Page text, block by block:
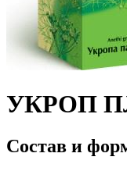
УКРОП
Состав и